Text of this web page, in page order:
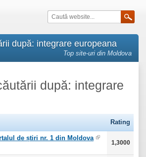
după: integrare europeana
Top site-uri din Moldova
după: integrare
Rating
de știri nr. 1 din Moldova
1,3000